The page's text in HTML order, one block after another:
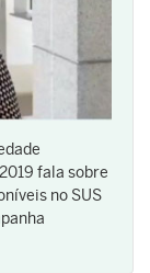
fala sobre
no SUS